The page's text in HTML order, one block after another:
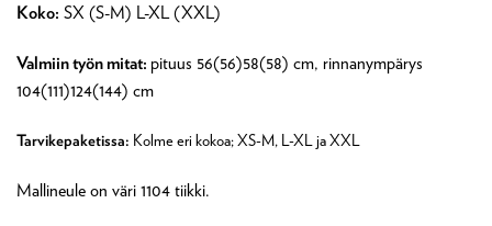
Koko: SX (S-M) L-XL (XXL)
Valmiin työn mitat: pituus 56(56)58(58) cm, rinnanympärys
104(111)124(144) cm
Tarvikepaketissa: Kolme eri kokoa; XS-M, L-XL ja XXL
Mallineule on väri 1104 tiikki.